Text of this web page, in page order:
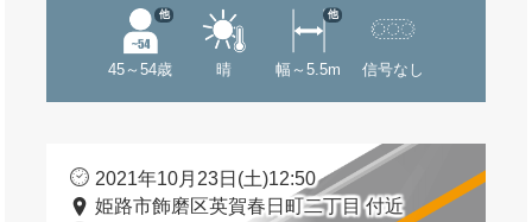
45～54歳
他
晴 幅～5.5m
他
信号なし
2021年10月23日(土)12:50
姫路市飾磨区英賀春日町二丁目 付近